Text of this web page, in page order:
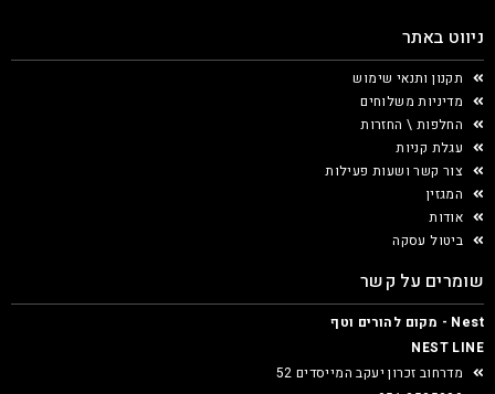
ניווט באתר
תקנון ותנאי שימוש
מדיניות משלוחים
החלפות \ החזרות
עגלת קניות
צור קשר ושעות פעילות
המגזין
אודות
ביטול עסקה
שומרים על קשר
Nest - מקום להורים וטף
NEST LINE
מדרחוב זכרון יעקב המייסדים 52